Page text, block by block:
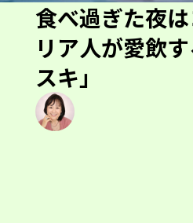
食べ過ぎた夜
リア人が愛飲
スキ」